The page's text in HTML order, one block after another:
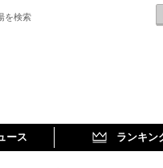
を検索
ース ランキン